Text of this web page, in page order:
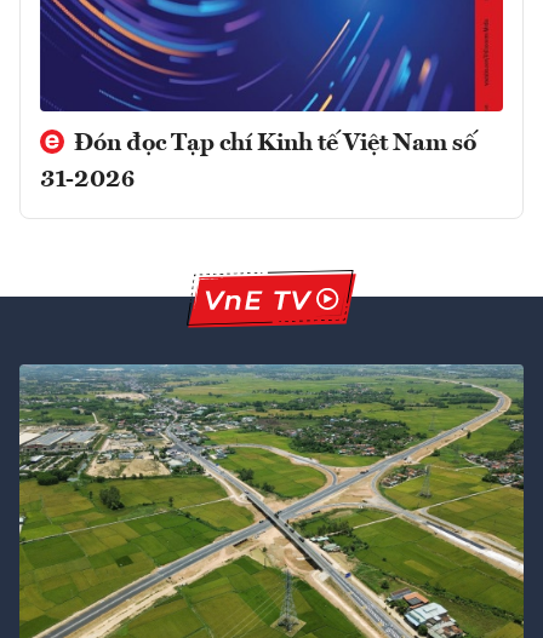
Đón đọc Tạp chí Kinh tế Việt Nam số
31-2026